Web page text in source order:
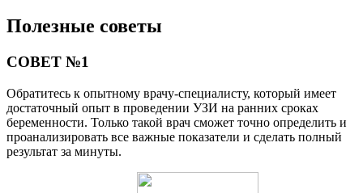
Полезные советы
СОВЕТ №1
Обратитесь к опытному врачу-специалисту, который имеет
достаточный опыт в проведении УЗИ на ранних сроках
беременности. Только такой врач сможет точно определить и
проанализировать все важные показатели и сделать полный
результат за минуты.